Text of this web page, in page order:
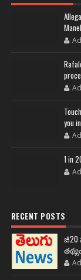
you
1 in
RECENT POSTS
జీ20